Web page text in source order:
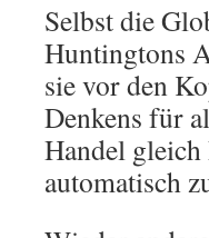
Selbst die
Huntingtons
sie vor den
Denkens für
Handel
automatisch